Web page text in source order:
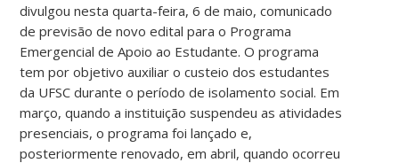
divulgou nesta quarta-feira, 6 de maio, comunicado
de previsão de novo edital para o Programa
Emergencial de Apoio ao Estudante. O programa
tem por objetivo auxiliar o custeio dos estudantes
da UFSC durante o período de isolamento social. Em
março, quando a instituição suspendeu as atividades
presenciais, o programa foi lançado e,
posteriormente renovado, em abril, quando ocorreu